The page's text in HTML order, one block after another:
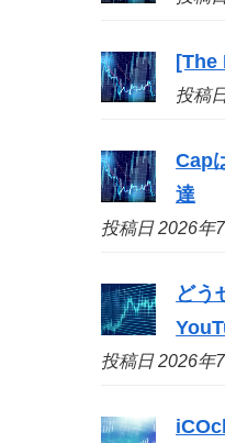
[The
投稿
Cap
達
投稿日 2026年
どう
投稿日 2026年